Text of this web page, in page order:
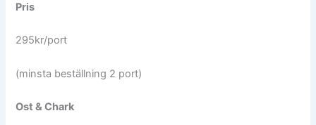
Pris
295kr/port
(minsta beställning 2 port)
Ost & Chark